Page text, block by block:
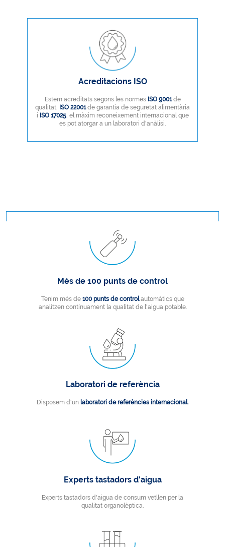
Acreditacions ISO
Estem acreditats segons les normes ISO 9001de
qualitat, ISO 22001de garantia de seguretat alimentària
i ISO 17025, el màxim reconeixement internacional que
es pot atorgar a un laboratori d'anàlisi.
Més de 100 punts de control
Tenim més de 100 punts de controlautomàtics que
analitzen contínuament la qualitat de l'aigua potable.
Laboratori de referència
Disposem d'un laboratori de referències internacional.
Experts tastadors d'aigua
Experts tastadors d'aigua de consum vetllen per la
qualitat organolèptica.